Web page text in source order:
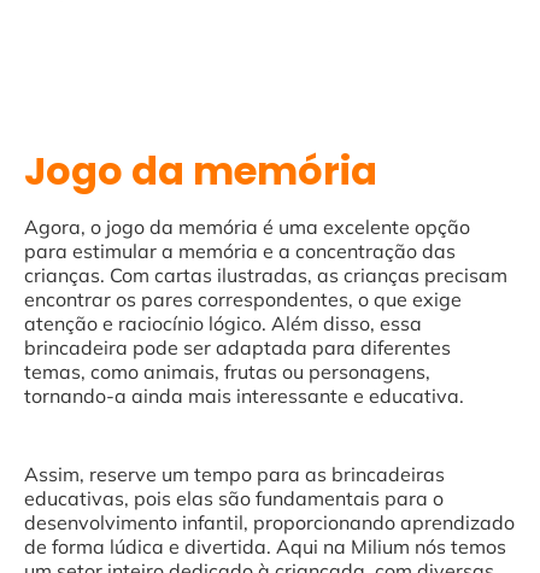
Jogo da memória
Agora, o jogo da memória é uma excelente opção
para estimular a memória e a concentração das
crianças. Com cartas ilustradas, as crianças precisam
encontrar os pares correspondentes, o que exige
atenção e raciocínio lógico. Além disso, essa
brincadeira pode ser adaptada para diferentes
temas, como animais, frutas ou personagens,
tornando-a ainda mais interessante e educativa.
Assim, reserve um tempo para as brincadeiras
educativas, pois elas são fundamentais para o
desenvolvimento infantil, proporcionando aprendizado
de forma lúdica e divertida. Aqui na Milium nós temos